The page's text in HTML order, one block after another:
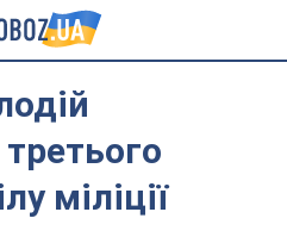
міліції